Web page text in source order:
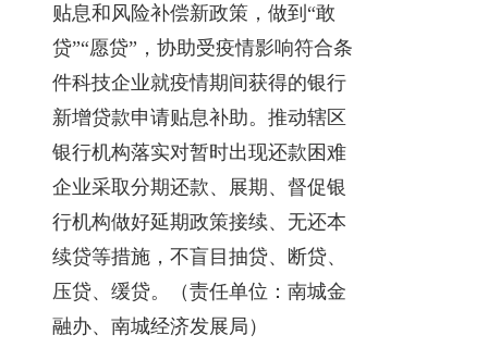
贴息和风险补偿新政策，做到“敢
贷”“愿贷”，协助受疫情影响符合条
件科技企业就疫情期间获得的银行
新增贷款申请贴息补助。推动辖区
银行机构落实对暂时出现还款困难
企业采取分期还款、展期、督促银
行机构做好延期政策接续、无还本
续贷等措施，不盲目抽贷、断贷、
压贷、缓贷。（责任单位：南城金
融办、南城经济发展局）